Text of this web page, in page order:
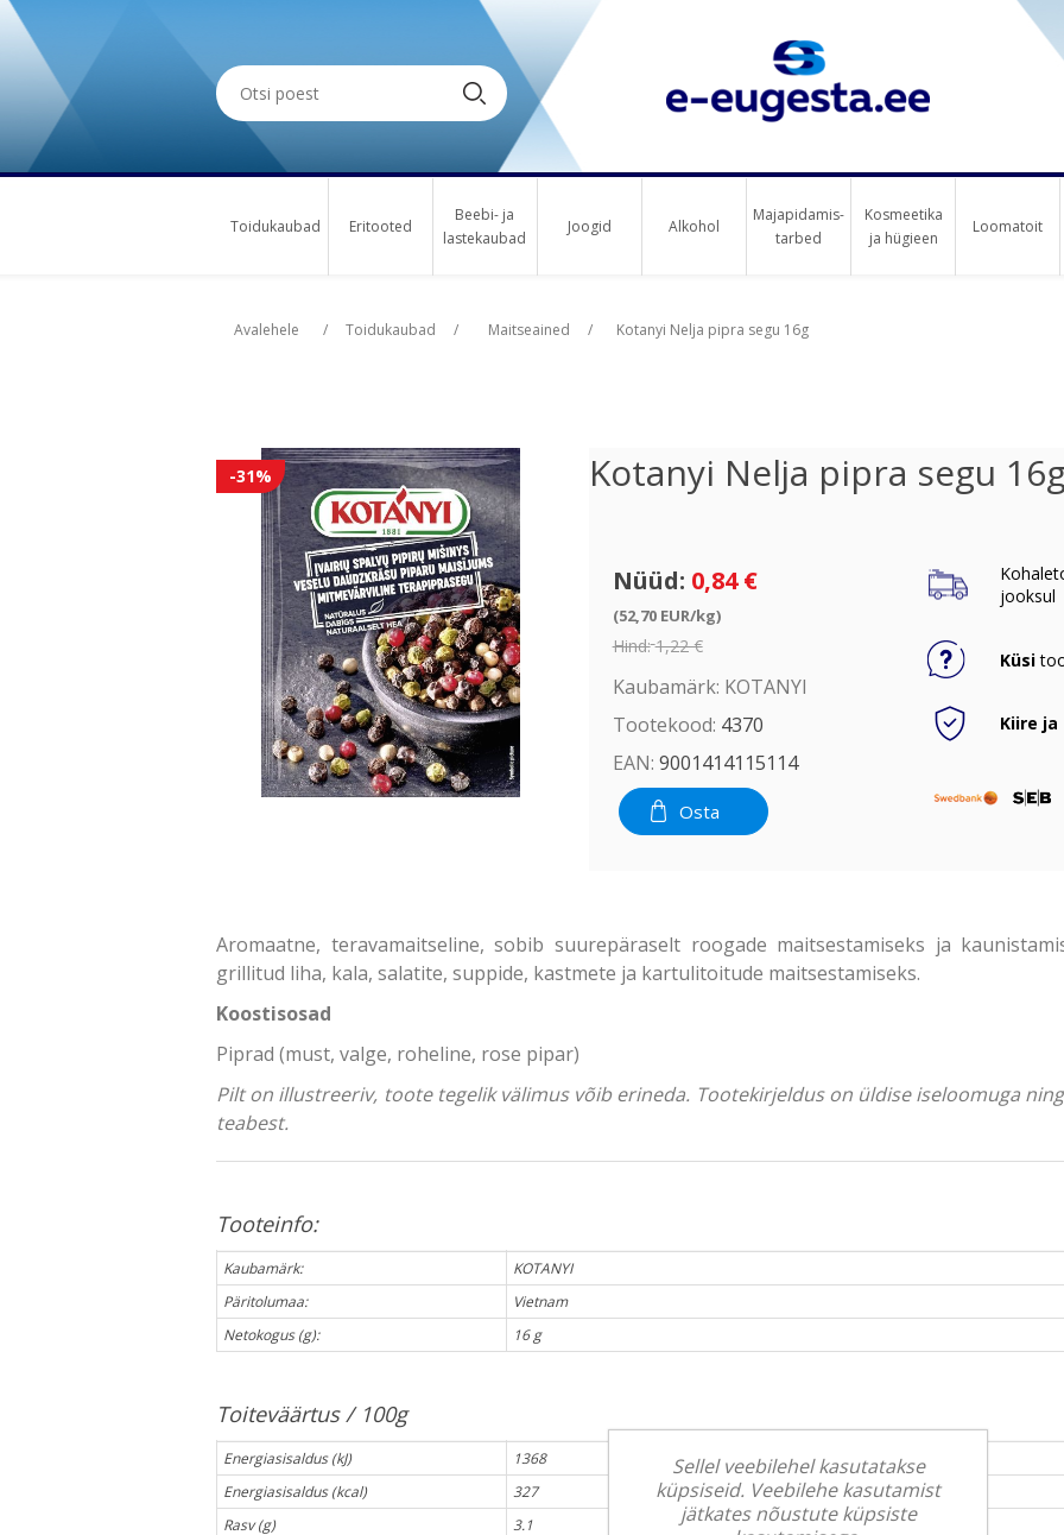
Toidukaubad Eritooted
Beebi- ja
lastekaubad
Joogid Alkohol
Majapidamis-
tarbed
Kosmeetika
ja hügieen
Loomatoit
Avalehele / Toidukaubad / Maitseained / Kotanyi Nelja pipra segu 16g
-31% Kotanyi Nelja pipra segu
Nüüd: 0,84 €
(52,70 EUR/kg)
Hind: 1,22 €
Kaubamärk: KOTANYI
Tootekood: 4370
EAN: 9001414115114
Osta
jooksul
Küsi
Kiire
Aromaatne, teravamaitseline, sobib suurepäraselt roogade maitsestamiseks ja
grillitud liha, kala, salatite, suppide, kastmete ja kartulitoitude maitsestamiseks.
Koostisosad
Piprad (must, valge, roheline, rose pipar)
Pilt on illustreeriv, toote tegelik välimus võib erineda. Tootekirjeldus on üldise iseloomuga
teabest.
Tooteinfo:
Kaubamärk:
KOTANYI
Päritolumaa:
Vietnam
Netokogus (g):
16 g
Toiteväärtus / 100g
Energiasisaldus (kJ)
1368
Energiasisaldus (kcal)
327
Rasv (g)
3.1
Sellel veebilehel kasutatakse
küpsiseid. Veebilehe kasutamist
jätkates nõustute küpsiste